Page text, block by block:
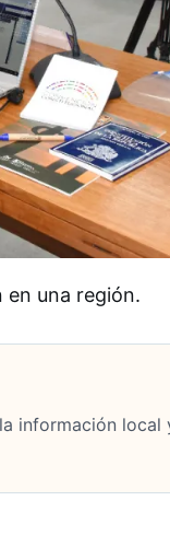
en una región.
información local